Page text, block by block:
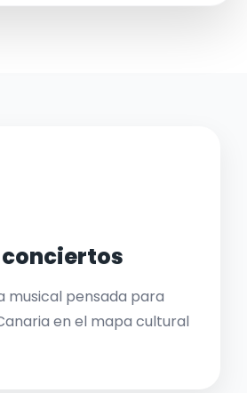
musical pensada para
en el mapa cultural